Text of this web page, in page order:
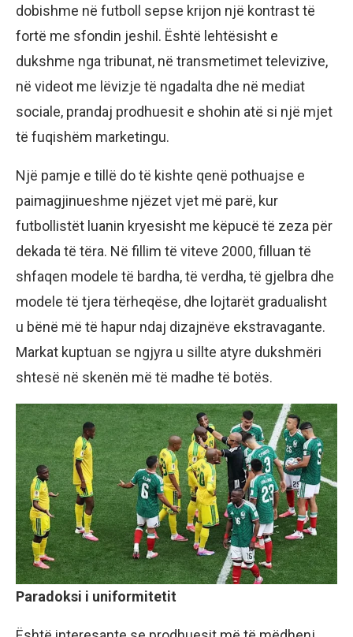
dobishme në futboll sepse krijon një kontrast të
fortë me sfondin jeshil. Është lehtësisht e
dukshme nga tribunat, në transmetimet televizive,
në videot me lëvizje të ngadalta dhe në mediat
sociale, prandaj prodhuesit e shohin atë si një mjet
të fuqishëm marketingu.
Një pamje e tillë do të kishte qenë pothuajse e
paimagjinueshme njëzet vjet më parë, kur
futbollistët luanin kryesisht me këpucë të zeza për
dekada të tëra. Në fillim të viteve 2000, filluan të
shfaqen modele të bardha, të verdha, të gjelbra dhe
modele të tjera tërheqëse, dhe lojtarët gradualisht
u bënë më të hapur ndaj dizajnëve ekstravagante.
Markat kuptuan se ngjyra u sillte atyre dukshmëri
shtesë në skenën më të madhe të botës.
Paradoksi i uniformitetit